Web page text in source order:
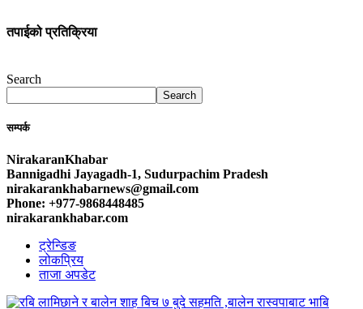
तपाईको प्रतिक्रिया
Search
Search
सम्पर्क
NirakaranKhabar
Bannigadhi Jayagadh-1, Sudurpachim Pradesh
nirakarankhabarnews@gmail.com
Phone: +977-9868448485
nirakarankhabar.com
ट्रेन्डिङ
लोकप्रिय
ताजा अपडेट